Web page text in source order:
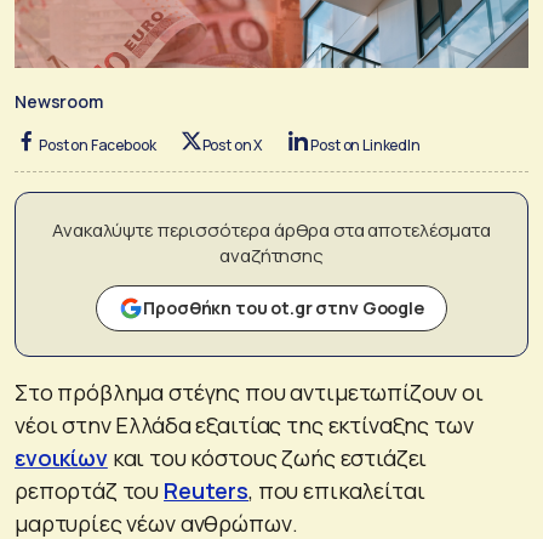
Newsroom
Post on Facebook Post on X Post on LinkedIn
Ανακαλύψτε περισσότερα άρθρα στα αποτελέσματα
αναζήτησης
Προσθήκη του ot.gr στην Google
Στο πρόβλημα στέγης που αντιμετωπίζουν οι
νέοι στην Ελλάδα εξαιτίας της εκτίναξης των
ενοικίωνκαι του κόστους ζωής εστιάζει
ρεπορτάζ του Reuters, που επικαλείται
μαρτυρίες νέων ανθρώπων.